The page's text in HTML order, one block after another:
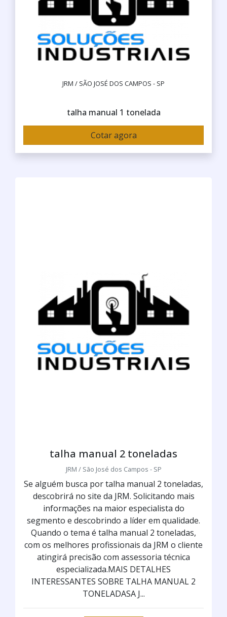
JRM / SÃO JOSÉ DOS CAMPOS - SP
talha manual 1 tonelada
Cotar agora
talha manual 2 toneladas
JRM / São José dos Campos - SP
Se alguém busca por talha manual 2 toneladas,
descobrirá no site da JRM. Solicitando mais
informações na maior especialista do
segmento e descobrindo a líder em qualidade.
Quando o tema é talha manual 2 toneladas,
com os melhores profissionais da JRM o cliente
atingirá precisão com assessoria técnica
especializada.MAIS DETALHES
INTERESSANTES SOBRE TALHA MANUAL 2
TONELADASA J...